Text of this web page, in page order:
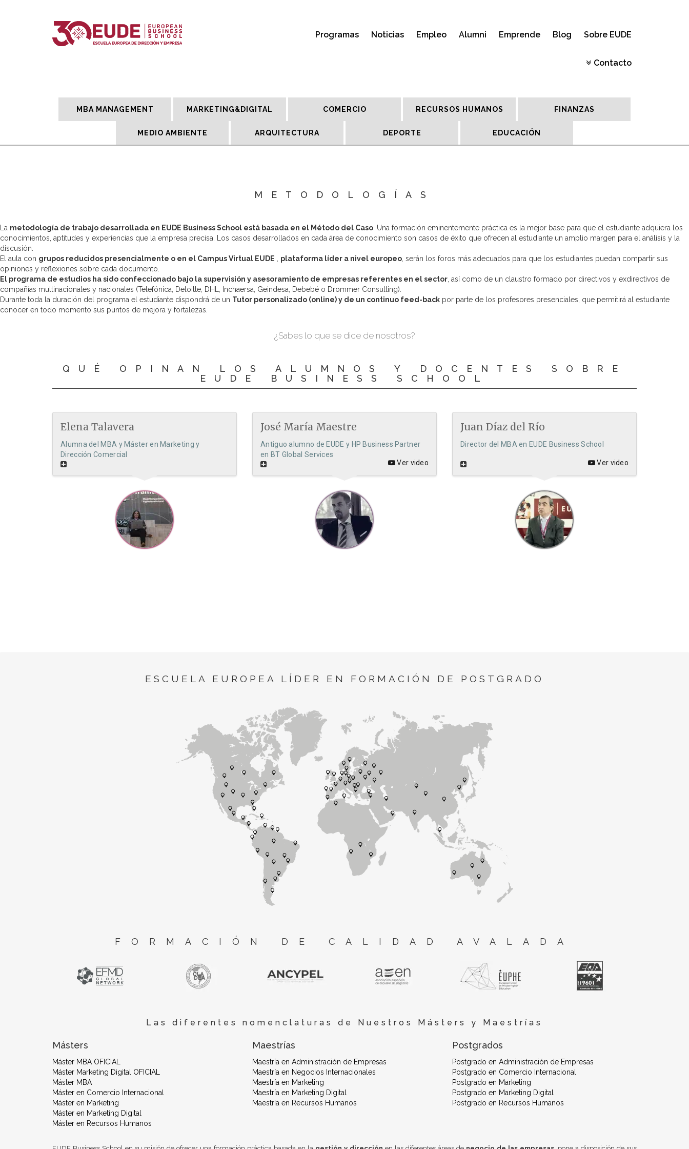
Programas Noticias Empleo Alumni Emprende Blog Sobre EUDE
Contacto
MBA MANAGEMENT MARKETING&DIGITAL COMERCIO RECURSOS HUMANOS FINANZAS
MEDIO AMBIENTE ARQUITECTURA DEPORTE EDUCACIÓN
METODOLOGÍAS
La metodología de trabajo desarrollada en EUDE Business School está basada en el Método del Caso . Una formación eminentemente práctica es la mejor base para que el estudiante adquiera los
conocimientos, aptitudes y experiencias que la empresa precisa. Los casos desarrollados en cada área de conocimiento son casos de éxito que ofrecen al estudiante un amplio margen para el análisis y la
discusión.
El aula con grupos reducidos presencialmente o en el Campus Virtual EUDE plataforma líder a nivel europeo , serán los foros más adecuados para que los estudiantes puedan compartir sus
opiniones y reflexiones sobre cada documento.
El programa de estudios ha sido confeccionado bajo la supervisión y asesoramiento de empresas referentes en el sector , así como de un claustro formado por directivos y exdirectivos de
compañías multinacionales y nacionales (Telefónica, Deloitte, DHL, Inchaersa, Geindesa, Debebé o Drommer Consulting).
Durante toda la duración del programa el estudiante dispondrá de un Tutor personalizado (online) y de un continuo feed-back por parte de los profesores presenciales, que permitirá al estudiante
conocer en todo momento sus puntos de mejora y fortalezas.
¿Sabes lo que se dice de nosotros?
QUÉ OPINAN LOS ALUMNOS Y DOCENTES SOBRE
EUDE BUSINESS SCHOOL
Elena Talavera
Alumna del MBA y Máster en Marketing y
Dirección Comercial
José María Maestre
Antiguo alumno de EUDE y HP Business Partner
en BT Global Services
Ver video
Juan Díaz del Río
Director del MBA en EUDE Business School
Ver video
ESCUELA EUROPEA LÍDER EN FORMACIÓN DE POSTGRADO
FORMACIÓN DE CALIDAD AVALADA
Las diferentes nomenclaturas de Nuestros Másters y Maestrías
Másters
Máster MBA OFICIAL
Máster Marketing Digital OFICIAL
Máster MBA
Máster en Comercio Internacional
Máster en Marketing
Máster en Marketing Digital
Máster en Recursos Humanos
Maestrías
Maestría en Administración de Empresas
Maestría en Negocios Internacionales
Maestría en Marketing
Maestría en Marketing Digital
Maestría en Recursos Humanos
Postgrados
Postgrado en Administración de Empresas
Postgrado en Comercio Internacional
Postgrado en Marketing
Postgrado en Marketing Digital
Postgrado en Recursos Humanos